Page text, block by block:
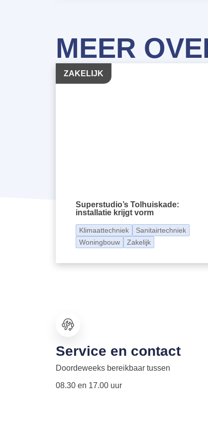
MEER
ZAKELIJK
Superstudio’s Tolhuiskade:
installatie krijgt vorm
Klimaattechniek
Sanitairtechniek
Woningbouw
Zakelijk
Service en contact
Doordeweeks bereikbaar tussen
08.30 en 17.00 uur